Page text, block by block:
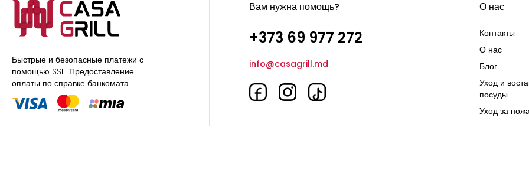
Быстрые и безопасные платежи с
помощью SSL. Предоставление
оплаты по справке банкомата
Вам нужна помощь?
+373 69 977 272
info@casagrill.md
О нас
Контакты
О нас
Блог
Уход и
посуды
Уход за